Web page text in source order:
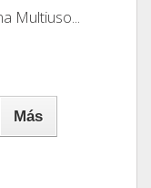
Multiuso...
Más